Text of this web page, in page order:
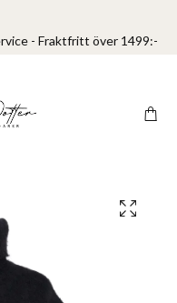
- Fraktfritt över 1499:-